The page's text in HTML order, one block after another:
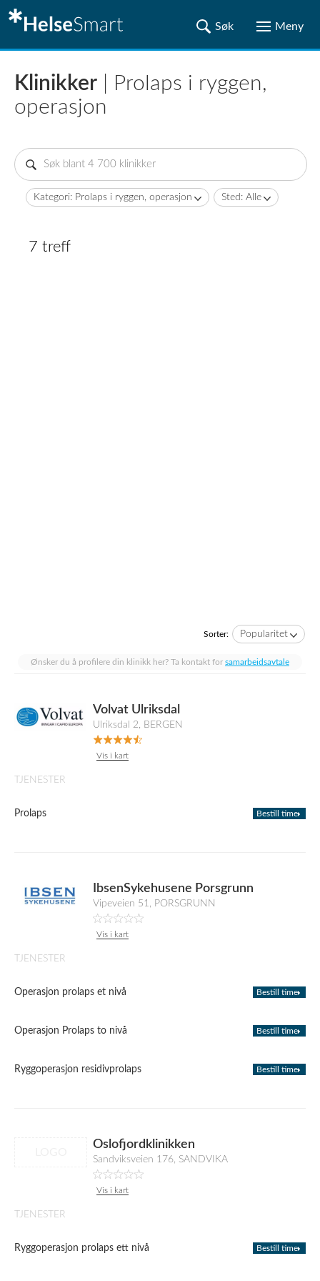
Klinikker | Prolaps i ryggen,
operasjon
Kategori: Prolaps i ryggen, operasjon Sted: Alle
7 treff
Sorter: Popularitet
Ønsker du å profilere din klinikk her? Ta kontakt for samarbeidsavtale
Volvat Ulriksdal
Ulriksdal 2, BERGEN
Vis i kart
TJENESTER
Prolaps Bestill time
IbsenSykehusene Porsgrunn
Vipeveien 51, PORSGRUNN
Vis i kart
TJENESTER
Operasjon prolaps et nivå Bestill time
Operasjon Prolaps to nivå Bestill time
Ryggoperasjon residivprolaps Bestill time
Oslofjordklinikken
Sandviksveien 176, SANDVIKA
Vis i kart
TJENESTER
Ryggoperasjon prolaps ett nivå Bestill time